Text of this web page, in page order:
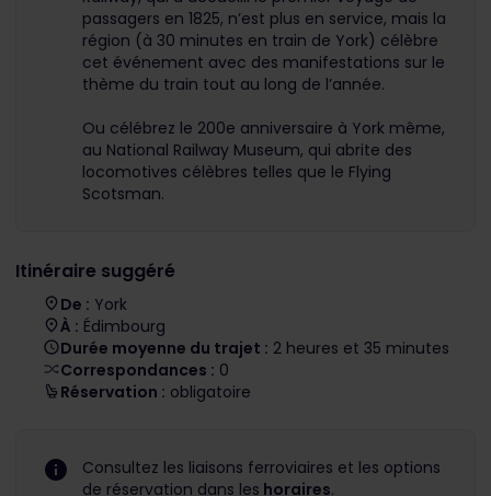
passagers en 1825, n’est plus en service, mais la
région (à 30 minutes en train de York) célèbre
cet événement avec des manifestations sur le
thème du train tout au long de l’année.
Ou célébrez le 200e anniversaire à York même,
au National Railway Museum, qui abrite des
locomotives célèbres telles que le Flying
Scotsman.
Itinéraire suggéré
De : York
À : Édimbourg
Durée moyenne du trajet : 2 heures et 35 minutes
Correspondances : 0
Réservation : obligatoire
Consultez les liaisons ferroviaires et les options
de réservation dans les horaires.